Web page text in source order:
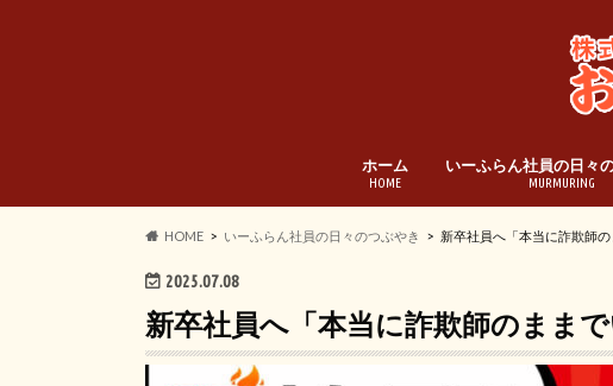
ホーム
HOME
いーふらん社員の日々
MURMURING
HOME いーふらん社員の日々のつぶやき 新卒社員へ「本当に詐欺師の
2025.07.08
新卒社員へ「本当に詐欺師のままで